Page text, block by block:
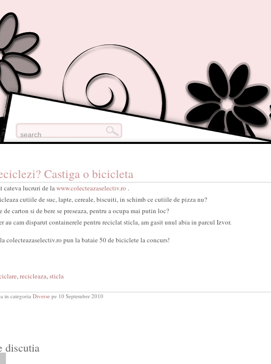
Castiga o bicicleta
cateva lucruri de lawww.colecteazaselectiv.ro .
cutiile de suc, lapte, cereale, biscuiti, in schimb ce cutiile de pizza nu?
carton si de bere se preseaza, pentru a ocupa mai putin loc?
au cam disparut containerele pentru reciclat sticla, am gasit unul abia in parcul Izvor.
colecteazaselectiv.ro pun la bataie 50 de biciclete la concurs!
,recicleaza,sticla
in categoriaDiverse pe 10 September 2010
discutia